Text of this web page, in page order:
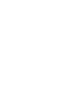
MÜNZNER Horst
Vorstandes der
WOLFSBERGER
1930), Dkfm. Dr.,
der Siemens